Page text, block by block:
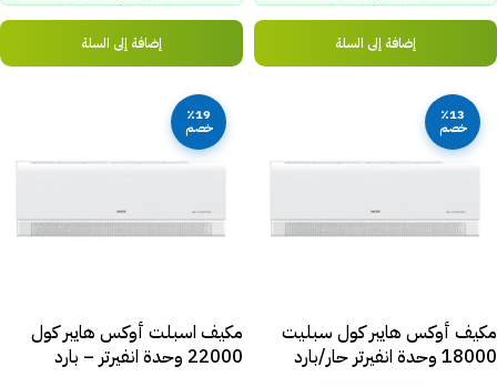
إضافة إلى السلة إضافة إلى السلة
٪13
خصم
مكيف أوكس هايبر كول سبليت
18000 وحدة انفيرتر حار/بارد
٪19
خصم
مكيف اسبلت أوكس هايبر كول
22000 وحدة انفيرتر – بارد